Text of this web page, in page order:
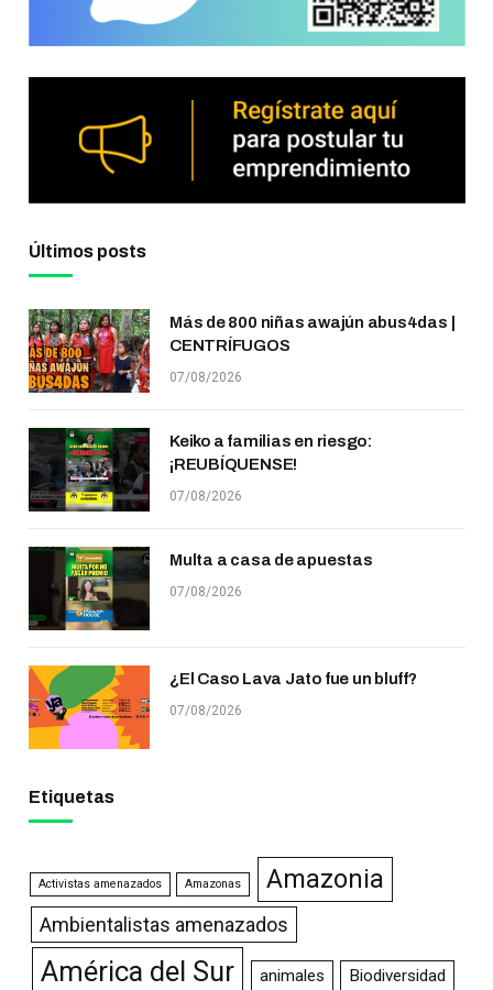
Últimos posts
Más de 800 niñas awajún abus4das |
CENTRÍFUGOS
07/08/2026
Keiko a familias en riesgo:
¡REUBÍQUENSE!
07/08/2026
Multa a casa de apuestas
07/08/2026
¿El Caso Lava Jato fue un bluff?
07/08/2026
Etiquetas
Activistas amenazados Amazonas Amazonia
Ambientalistas amenazados
América del Sur animales Biodiversidad